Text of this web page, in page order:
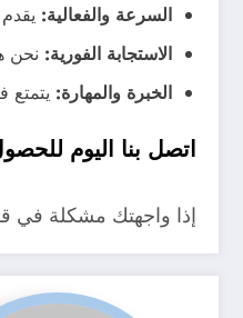
السرعة والفعالية:
الاستجابة الفورية: نحن
الخبرة والمهارة: يتمتع
اتصل بنا اليوم
إذا واجهتك مشكلة في